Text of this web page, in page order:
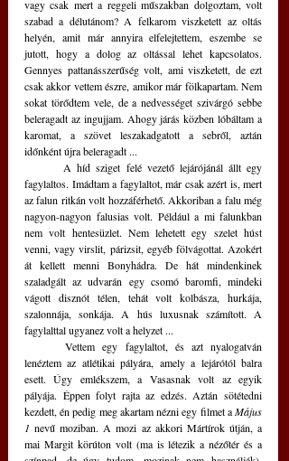
vagy csak mert a reggeli műszakban dolgoztam, volt
szabad a délutánom? A felkarom viszketett az oltás
helyén, amit már annyira elfelejtettem, eszembe se
jutott, hogy a dolog az oltással lehet kapcsolatos.
Gennyes pattanásszerűség volt, ami viszketett, de ezt
csak akkor vettem észre, amikor már fölkapartam. Nem
sokat törődtem vele, de a nedvességet szivárgó sebbe
beleragadt az ingujjam. Ahogy járás közben lóbáltam a
karomat, a szövet leszakadgatott a sebről, aztán
időnként újra beleragadt ...
fagylaltos. Imádtam a fagylaltot, már csak azért is, mert
az falun ritkán volt hozzáférhető. Akkoriban a falu még
nagyon-nagyon falusias volt. Például a mi falunkban
nem volt hentesüzlet. Nem lehetett egy szelet húst
venni, vagy virslit, párizsit, egyéb fölvágottat. Azokért
át kellett menni Bonyhádra. De hát mindenkinek
szaladgált az udvarán egy csomó baromfi, mindeki
vágott disznót télen, tehát volt kolbásza, hurkája,
szalonnája, sonkája. A hús luxusnak számított. A
fagylalttal ugyanez volt a helyzet ...
	Vettem egy fagylaltot, és azt nyalogatván
lenéztem az atlétikai pályára, amely a lejárótól balra
esett. Úgy emlékszem, a Vasasnak volt az egyik
pályája. Éppen folyt rajta az edzés. Aztán sötétedni
kezdett, én pedig meg akartam nézni egy filmet a Május
1 nevű moziban. A mozi az akkori Mártírok útján, a
mai Margit körúton volt (ma is létezik a nézőtér és a